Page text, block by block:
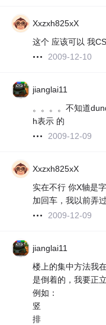
Xxzxh825xX
这个 应该可以 我
2009-12-10
jianglai11
。。。。不知道
h表示 的
2009-12-09
Xxzxh825xX
实在不行 你X轴是
加回车，我以前弄过
2009-12-09
jianglai11
楼上的集中方法我
是倒着的，我要正
例如：
竖
排